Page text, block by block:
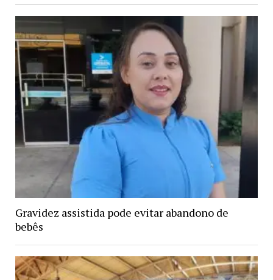
Gravidez assistida pode evitar abandono de
bebês